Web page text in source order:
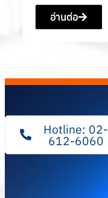
อ่านต่อ
Hotline: 02-
612-6060